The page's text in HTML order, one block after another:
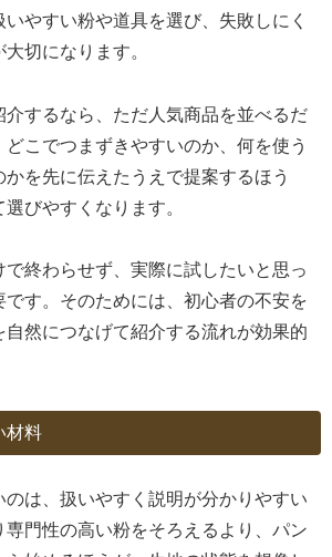
やすい粉や道具を選び、失敗しにく
切になります。
介するなら、ただ人気商品を並べるだ
こでつまずきやすいのか、何を使う
を先に伝えたうえで提案するほう
びやすくなります。
終わらせず、実際に試したいと思っ
です。そのためには、初心者の不安を
然につなげて紹介する流れが効果的
材料
は、扱いやすく説明が分かりやすい
門性の高い粉をそろえるより、パン